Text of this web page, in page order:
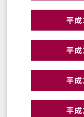
平成
平成
平成
平成